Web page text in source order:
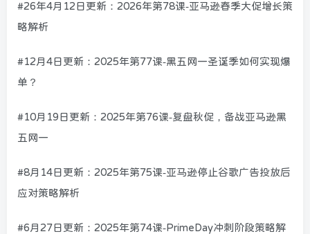
#26年4月12日更新：2026年第78课-亚马逊春季大促增长策
略解析
#12月4日更新：2025年第77课-黑五网一圣诞季如何实现爆
单？
#10月19日更新：2025年第76课-复盘秋促，备战亚马逊黑
五网一
#8月14日更新：2025年第75课-亚马逊停止谷歌广告投放后
应对策略解析
#6月27日更新：2025年第74课-PrimeDay冲刺阶段策略解